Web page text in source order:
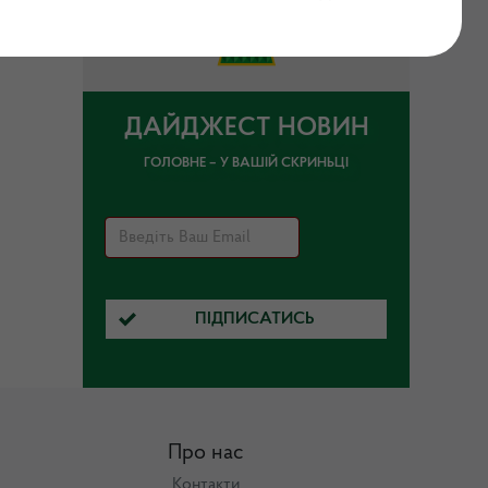
ДАЙДЖЕСТ НОВИН
ГОЛОВНЕ – У ВАШІЙ СКРИНЬЦІ
ПІДПИСАТИСЬ
Про нас